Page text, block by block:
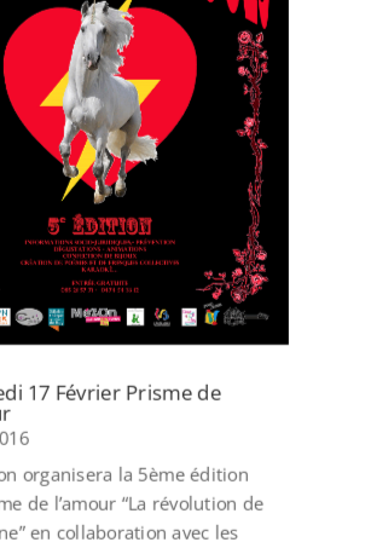
17 Février Prisme de
organisera la 5ème édition
de l’amour “La révolution de
en collaboration avec les